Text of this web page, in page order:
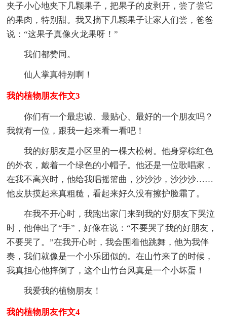
夹子小心地夹下几颗果子，把果子的皮剥开，尝了尝它
的果肉，特别甜。我又摘下几颗果子让家人们尝，爸爸
说：“这果子真像火龙果呀！”
我们都赞同。
仙人掌真特别啊！
我的植物朋友作文3
你们有一个最忠诚、最贴心、最好的一个朋友吗？
我就有一位，跟我一起来看一看吧！
我的好朋友是小区里的一棵大松树。他身穿棕红色
的外衣，戴着一个绿色的小帽子。他还是一位歌唱家，
在我不高兴时，他给我唱摇篮曲，沙沙沙，沙沙沙……
他皮肤摸起来真粗糙，看起来好久没有擦护脸霜了。
在我不开心时，我跑出家门来到我的'好朋友下哭泣
时，他伸出了“手”，好像在说：“不要哭了我的好朋友，
不要哭了。”在我开心时，我会围着他跳舞，他为我伴
奏，我们就像是一个小乐团似的。在山竹来了的时候，
我真担心他摔倒了，这个山竹台风真是一个小坏蛋！
我爱我的植物朋友！
我的植物朋友作文4